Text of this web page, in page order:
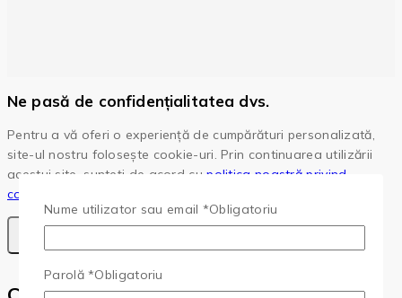
Ne pasă de confidențialitatea dvs.
Pentru a vă oferi o experiență de cumpărături personalizată,
site-ul nostru folosește cookie-uri. Prin continuarea utilizării
acestui site, sunteți de acord cupolitica noastră privind
cookie-urile.
Nume utilizator sau email *Obligatoriu
Parolă*Obligatoriu